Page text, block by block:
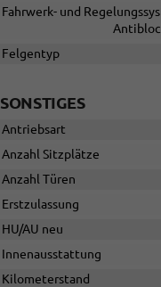
Fahrwerk- und
Felgentyp
SONSTIGES
Antriebsart
Anzahl Sitzplätze
Anzahl Türen
Erstzulassung
HU/AU neu
Innenausstattung
Kilometerstand